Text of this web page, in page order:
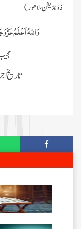
فاؤنڈیشن ، لاھور )
وَاللہُ اَعْلَمُ
تاریخ